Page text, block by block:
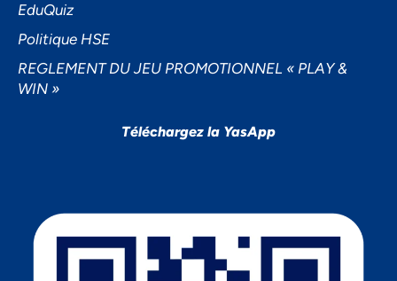
EduQuiz
Politique HSE
REGLEMENT DU JEU PROMOTIONNEL « PLAY &
WIN »
Téléchargez la YasApp